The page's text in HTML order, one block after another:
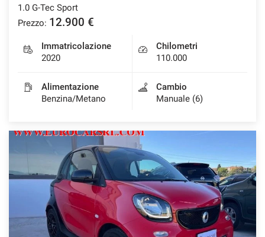
1.0 G-Tec Sport
Prezzo: 12.900 €
Immatricolazione
2020
Chilometri
110.000
Alimentazione
Benzina/Metano
Cambio
Manuale (6)